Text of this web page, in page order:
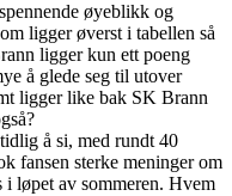
øyeblikk og
ligger øverst i tabellen så
ligger kun ett poeng
å glede seg til utover
ligger like bak SK Brann
å si, med rundt 40
fansen sterke meninger om
løpet av sommeren. Hvem